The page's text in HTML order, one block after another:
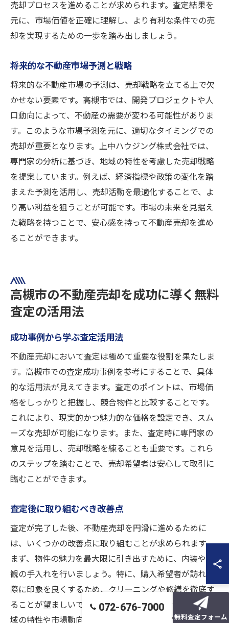
売却プロセスを進めることが求められます。査定結果を
元に、市場価値を正確に理解し、より有利な条件での売
却を実現するための一歩を踏み出しましょう。
将来的な不動産市場予測と戦略
将来的な不動産市場の予測は、売却戦略を立てる上で欠
かせない要素です。高槻市では、開発プロジェクトや人
口動向によって、不動産の需要が変わる可能性がありま
す。このような市場予測を元に、適切なタイミングでの
売却が重要となります。上中ハウジング株式会社では、
専門家の分析に基づき、地域の特性を考慮した売却戦略
を提案しています。例えば、経済指標や政策の変化を踏
まえた予測を活用し、売却活動を最適化することで、よ
り高い利益を狙うことが可能です。市場の未来を見据え
た戦略を持つことで、安心感を持って不動産売却を進め
ることができます。
高槻市の不動産売却を成功に導く無料
査定の活用法
成功事例から学ぶ査定活用法
不動産売却において査定は極めて重要な役割を果たしま
す。高槻市での査定成功事例を参考にすることで、具体
的な活用法が見えてきます。査定のポイントは、市場価
格をしっかりと把握し、競合物件と比較することです。
これにより、現実的かつ魅力的な価格を設定でき、スム
ーズな売却が可能になります。また、査定時に専門家の
意見を活用し、売却戦略を練ることも重要です。これら
のステップを踏むことで、売却希望者は安心して取引に
臨むことができます。
査定後に取り組むべき改善点
査定が完了した後、不動産売却を円滑に進めるために
は、いくつかの改善点に取り組むことが求められます。
まず、物件の魅力を最大限に引き出すために、内装や外
観の手入れを行いましょう。特に、購入希望者が訪れた
際に印象を良くするため、クリーニングや修繕を徹底す
ることが望ましいです。また、売却活動においては、地
域の特性や市場動向を踏まえたターゲットマーケティン
072-676-7000
無料査定フォーム